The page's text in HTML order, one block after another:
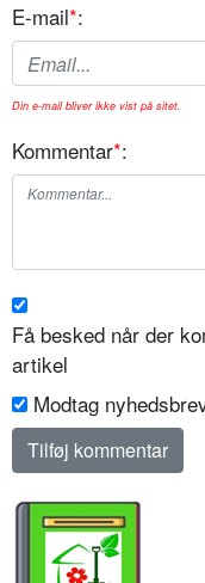
E-mail*:
Din e-mail bliver ikke vist på sitet.
Kommentar*:
Få besked når der
artikel
Modtag